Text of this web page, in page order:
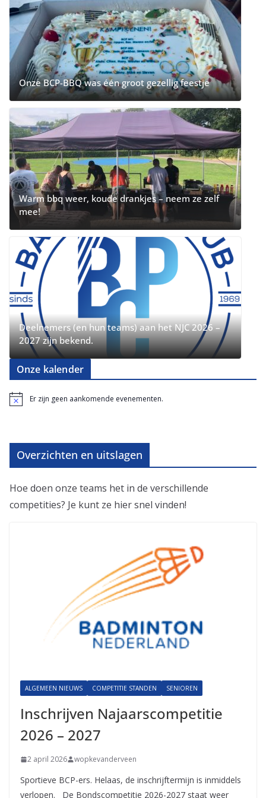
Onze BCP-BBQ was één groot gezellig feestje
Warm bbq weer, koude drankjes – neem ze zelf
mee!
Deelnemers (en hun teams) aan het NJC 2026 –
2027 zijn bekend.
Onze kalender
c
Er zijn geen aankomende evenementen.
Overzichten en uitslagen
Hoe doen onze teams het in de verschillende
competities? Je kunt ze hier snel vinden!
ALGEMEEN NIEUWS COMPETITIE STANDEN SENIOREN
Inschrijven Najaarscompetitie
2026 – 2027
2 april 2026 wopkevanderveen
Sportieve BCP-ers. Helaas, de inschrijftermijn is inmiddels
verlopen. De Bondscompetitie 2026-2027 staat weer